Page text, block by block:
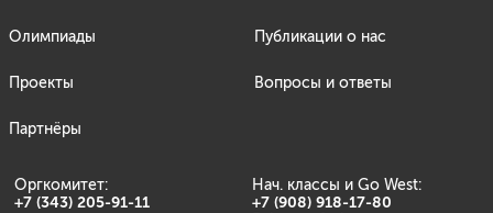
Олимпиады
Проекты
Партнёры
Публикации о нас
Вопросы и ответы
Оргкомитет: Нач. классы и Go West:
+7 (343) 205-91-11 +7 (908) 918-17-80